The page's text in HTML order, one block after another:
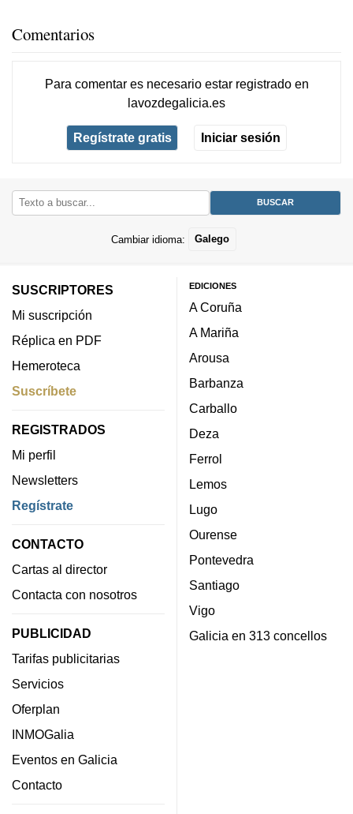
Comentarios
Para comentar es necesario estar registradoen
lavozdegalicia.es
Regístrate gratis Iniciar sesión
Cambiar idioma: Galego
SUSCRIPTORES
Mi suscripción
Réplica en PDF
Hemeroteca
Suscríbete
REGISTRADOS
Mi perfil
Newsletters
Regístrate
CONTACTO
Cartas al director
Contacta con nosotros
PUBLICIDAD
Tarifas publicitarias
Servicios
Oferplan
INMOGalia
Eventos en Galicia
Contacto
EDICIONES
A Coruña
A Mariña
Arousa
Barbanza
Carballo
Deza
Ferrol
Lemos
Lugo
Ourense
Pontevedra
Santiago
Vigo
Galicia en 313 concellos